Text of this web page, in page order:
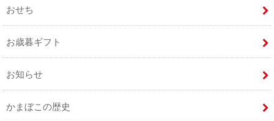
おせち
お歳暮ギフト
お知らせ
かまぼこの歴史